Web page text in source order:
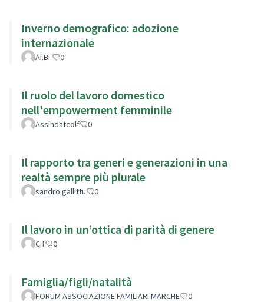
Inverno demografico: adozione
internazionale
Ai.Bi. 0
Il ruolo del lavoro domestico
nell'empowerment femminile
Assindatcolf 0
Il rapporto tra generi e generazioni in una
realtà sempre più plurale
sandro gallittu 0
Il lavoro in un’ottica di parità di genere
Cif 0
Famiglia/figli/natalità
FORUM ASSOCIAZIONE FAMILIARI MARCHE 0